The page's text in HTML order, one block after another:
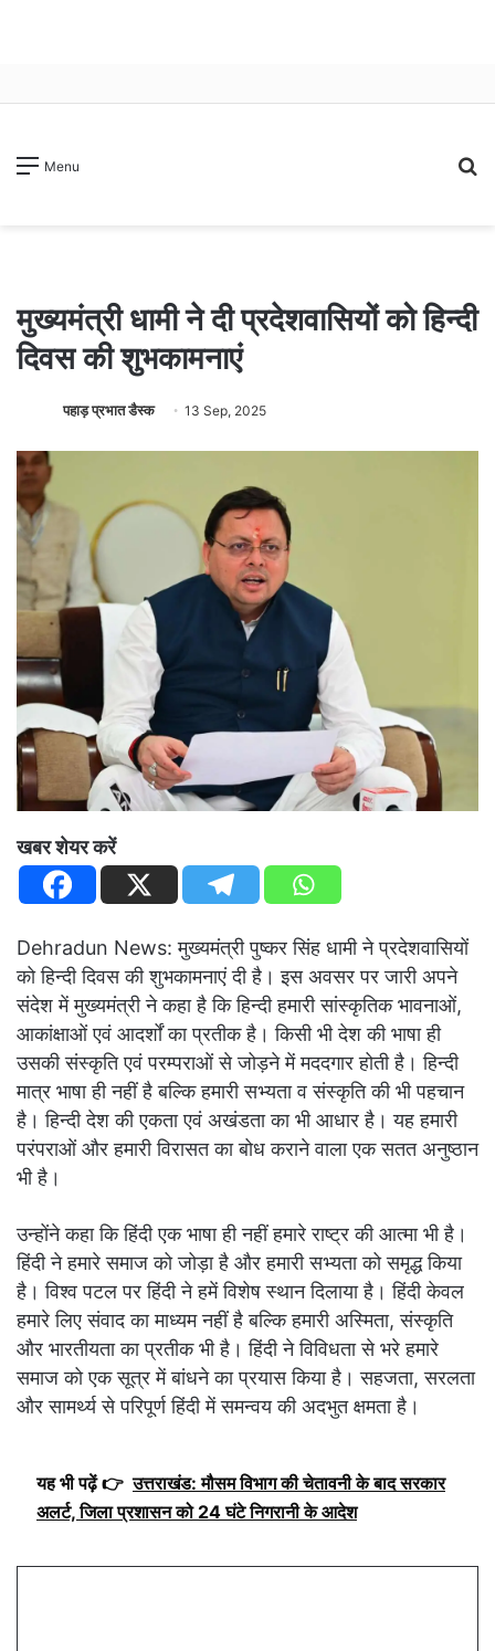
Menu
मुख्यमंत्री धामी ने दी प्रदेशवासियों को हिन्दी
दिवस की शुभकामनाएं
पहाड़ प्रभात डैस्क 13 Sep, 2025
खबर शेयर करें
Dehradun News: मुख्यमंत्री पुष्कर सिंह धामी ने प्रदेशवासियों
को हिन्दी दिवस की शुभकामनाएं दी है। इस अवसर पर जारी अपने
संदेश में मुख्यमंत्री ने कहा है कि हिन्दी हमारी सांस्कृतिक भावनाओं,
आकांक्षाओं एवं आदर्शों का प्रतीक है। किसी भी देश की भाषा ही
उसकी संस्कृति एवं परम्पराओं से जोड़ने में मददगार होती है। हिन्दी
मात्र भाषा ही नहीं है बल्कि हमारी सभ्यता व संस्कृति की भी पहचान
है। हिन्दी देश की एकता एवं अखंडता का भी आधार है। यह हमारी
परंपराओं और हमारी विरासत का बोध कराने वाला एक सतत अनुष्ठान
भी है।
उन्होंने कहा कि हिंदी एक भाषा ही नहीं हमारे राष्ट्र की आत्मा भी है।
हिंदी ने हमारे समाज को जोड़ा है और हमारी सभ्यता को समृद्ध किया
है। विश्व पटल पर हिंदी ने हमें विशेष स्थान दिलाया है। हिंदी केवल
हमारे लिए संवाद का माध्यम नहीं है बल्कि हमारी अस्मिता, संस्कृति
और भारतीयता का प्रतीक भी है। हिंदी ने विविधता से भरे हमारे
समाज को एक सूत्र में बांधने का प्रयास किया है। सहजता, सरलता
और सामर्थ्य से परिपूर्ण हिंदी में समन्वय की अदभुत क्षमता है।
यह भी पढ़ें 👉 उत्तराखंड: मौसम विभाग की चेतावनी के बाद सरकार
अलर्ट, जिला प्रशासन को 24 घंटे निगरानी के आदेश